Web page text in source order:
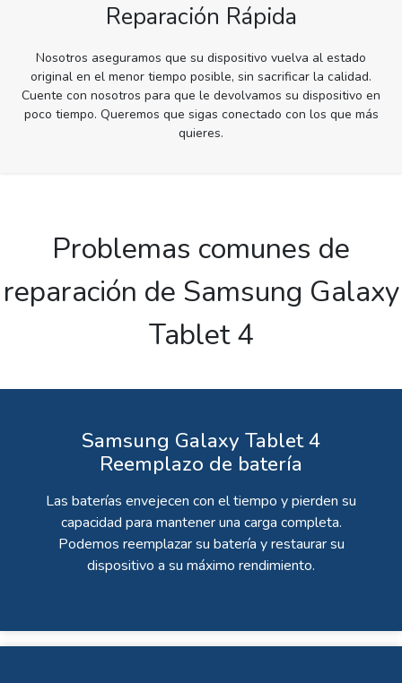
Reparación Rápida
Nosotros aseguramos que su dispositivo vuelva al estado
original en el menor tiempo posible, sin sacrificar la calidad.
Cuente con nosotros para que le devolvamos su dispositivo en
poco tiempo. Queremos que sigas conectado con los que más
quieres.
Problemas comunes de
reparación de Samsung Galaxy
Tablet 4
Samsung Galaxy Tablet 4
Reemplazo de batería
Las baterías envejecen con el tiempo y pierden su
capacidad para mantener una carga completa.
Podemos reemplazar su batería y restaurar su
dispositivo a su máximo rendimiento.